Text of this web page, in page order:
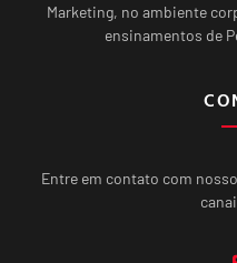
Marketing, no ambiente
ensinamentos de
Entre em contato com